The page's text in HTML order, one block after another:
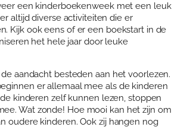
een kinderboekenweek met een leuk
altijd diverse activiteiten die er
Kijk ook eens of er een boekstart in de
het hele jaar door leuke
aandacht besteden aan het voorlezen.
er allemaal mee als de kinderen
kinderen zelf kunnen lezen, stoppen
Wat zonde! Hoe mooi kan het zijn om
oudere kinderen. Ook zij hangen nog